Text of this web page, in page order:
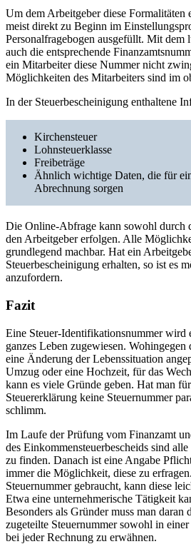
Um dem Arbeitgeber diese Formalitäten
meist direkt zu Beginn im
Personalfragebogen ausgefüllt. Mit dem
auch die entsprechende
ein Mitarbeiter diese Nummer nicht
Möglichkeiten des Mitarbeiters sind im
In der Steuerbescheinigung enthaltene
Kirchensteuer
Lohnsteuerklasse
Freibeträge
Ähnlich wichtige Daten, die für
Abrechnung sorgen
Die Online-Abfrage kann sowohl durch
den Arbeitgeber erfolgen. Alle
grundlegend machbar. Hat ein
Steuerbescheinigung erhalten, so ist es
anzufordern.
Fazit
Eine Steuer-Identifikationsnummer wird
ganzes Leben zugewiesen. Wohingegen
eine Änderung der Lebenssituation
Umzug oder eine Hochzeit, für das
kann es viele Gründe geben. Hat man
Steuererklärung keine Steuernummer
schlimm.
Im Laufe der Prüfung vom Finanzamt
des Einkommensteuerbescheids sind
zu finden. Danach ist eine Angabe
immer die Möglichkeit, diese zu
Steuernummer gebraucht, kann diese
Etwa eine unternehmerische Tätigkeit
Besonders als Gründer muss man daran
zugeteilte Steuernummer sowohl in
bei jeder Rechnung zu erwähnen.